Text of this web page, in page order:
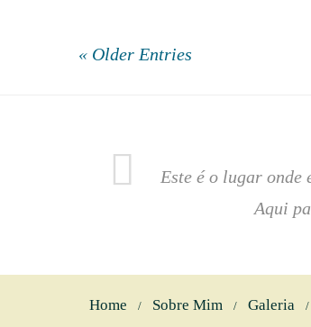
« Older Entries
Este é o lugar onde
Aqui
Home Sobre Mim Galeria